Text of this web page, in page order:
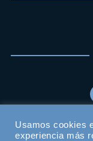
Usamos cookies
experiencia más